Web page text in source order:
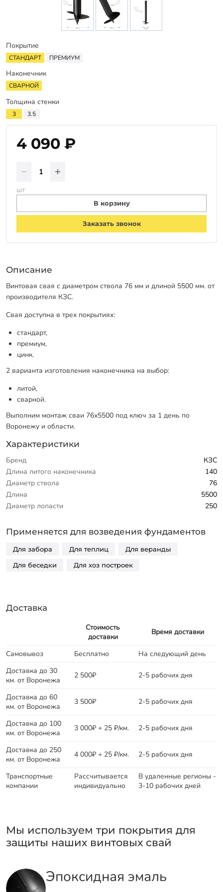
Заказать звонок
Покрытие
СТАНДАРТ ПРЕМИУМ
Наконечник
СВАРНОЙ
Толщина стенки
3 3.5
4 090 ₽
шт
В корзину
Заказать звонок
Описание
Винтовая свая с диаметром ствола 76 мм и длиной 5500 мм. от
производителя КЗС.
Свая доступна в трех покрытиях:
стандарт,
премиум,
цинк.
2 варианта изготовления наконечника на выбор:
литой,
сварной.
Выполним монтаж сваи 76х5500 под ключ за 1 день по
Воронежу и области.
Характеристики
Бренд
КЗС
Длина литого наконечника
140
Диаметр ствола
76
Длина
5500
Диаметр лопасти
250
Применяется для возведения фундаментов
Для забора Для теплиц Для веранды
Для беседки Для хоз построек
Доставка
Стоимость
доставки
Время доставки
Самовывоз Бесплатно
На следующий день
Доставка до 30
км. от Воронежа
2 500₽ 2-5 рабочих дня
Доставка до 60
км. от Воронежа
3 500₽ 2-5 рабочих дня
Доставка до 100
км. от Воронежа
3 000₽ + 25 ₽/км. 2-5 рабочих дня
Доставка до 250
км. от Воронежа
4 000₽ + 25 ₽/км. 2-5 рабочих дня
Транспортные
компании
Рассчитывается
индивидуально
В удаленные регионы -
3-10 рабочих дней
Мы используем три покрытия для
защиты наших винтовых свай
Эпоксидная эмаль